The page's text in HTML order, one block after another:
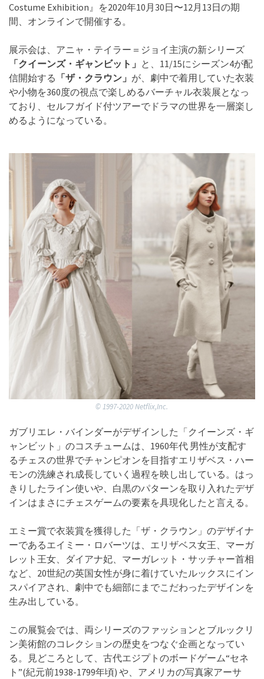
Costume Exhibition』を2020年10月30日〜12月13日の期
間、オンラインで開催する。
展示会は、アニャ・テイラー＝ジョイ主演の新シリーズ
「クイーンズ・ギャンビット」 と、11/15にシーズン4が配
信開始する 「ザ・クラウン」 が、劇中で着用していた衣装
や小物を360度の視点で楽しめるバーチャル衣装展となっ
ており、セルフガイド付ツアーでドラマの世界を一層楽し
めるようになっている。
©︎ 1997-2020 Netflix,Inc.
ガブリエレ・バインダーがデザインした「クイーンズ・ギ
ャンビット」のコスチュームは、1960年代 男性が支配す
るチェスの世界でチャンピオンを目指すエリザベス・ハー
モンの洗練され成長していく過程を映し出している。はっ
きりしたライン使いや、白黒のパターンを取り入れたデザ
インはまさにチェスゲームの要素を具現化したと言える。
エミー賞で衣装賞を獲得した「ザ・クラウン」のデザイナ
ーであるエイミー・ロバーツは、エリザベス女王、マーガ
レット王女、ダイアナ妃、マーガレット・サッチャー首相
など、20世紀の英国女性が身に着けていたルックスにイン
スパイアされ、劇中でも細部にまでこだわったデザインを
生み出している。
この展覧会では、両シリーズのファッションとブルックリ
ン美術館のコレクションの歴史をつなぐ企画となってい
る。見どころとして、古代エジプトのボードゲーム“セネ
ト”(紀元前1938-1799年頃) や、アメリカの写真家アーサ